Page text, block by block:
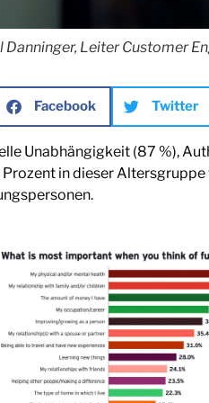
Danninger, Leiter Customer
Facebook Twitter
Unabhängigkeit (87 %),
in dieser